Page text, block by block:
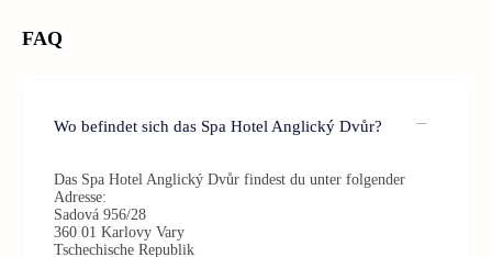
FAQ
Wo befindet sich das Spa Hotel Anglický Dvůr?
Das Spa Hotel Anglický Dvůr findest du unter folgender
Adresse:
Sadová 956/28
360 01 Karlovy Vary
Tschechische Republik